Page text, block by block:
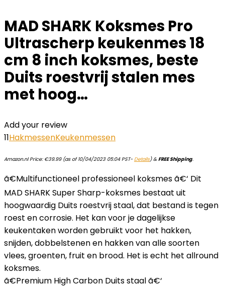
MAD SHARK Koksmes Pro
Ultrascherp keukenmes 18
cm 8 inch koksmes, beste
Duits roestvrij stalen mes
met hoog…
Add your review
11HakmessenKeukenmessen
Amazon.nl Price: €39.99(as of 10/04/2023 05:04 PST-Details)&FREE Shipping.
ã€Multifunctioneel professioneel koksmes ã€‘ Dit
MAD SHARK Super Sharp-koksmes bestaat uit
hoogwaardig Duits roestvrij staal, dat bestand is tegen
roest en corrosie. Het kan voor je dagelijkse
keukentaken worden gebruikt voor het hakken,
snijden, dobbelstenen en hakken van alle soorten
vlees, groenten, fruit en brood. Het is echt het allround
koksmes.
ã€Premium High Carbon Duits staal ã€‘